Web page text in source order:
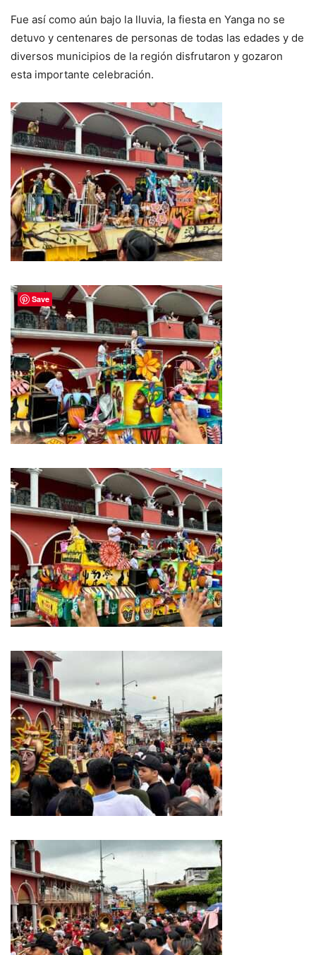
Fue así como aún bajo la lluvia, la fiesta en Yanga no se
detuvo y centenares de personas de todas las edades y de
diversos municipios de la región disfrutaron y gozaron
esta importante celebración.
Save